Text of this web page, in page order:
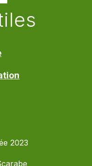
2023